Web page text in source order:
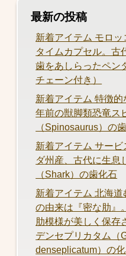
最新の投稿
新着アイテム モロ
タイムカプセル。古
歯をあしらったペン
チェーン付き）
新着アイテム 特徴
年前の獣脚類恐竜ス
（Spinosaurus）の
新着アイテム サー
ダ州産、古代に生息
（Shark）の歯化石
新着アイテム 北海
の由来は『密な肋』
肋模様が美しく保存
デンセプリカタム（
denseplicatum）の